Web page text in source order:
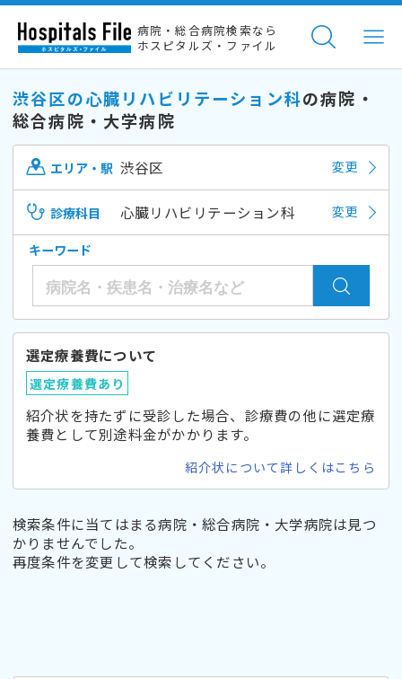
病院・総合病院検索なら
ホスピタルズ・ファイル
渋谷区の心臓リハビリテーション科の病院・
総合病院・大学病院
エリア・駅 渋谷区 変更
診療科目 心臓リハビリテーション科 変更
キーワード
選定療養費について
選定療養費あり
紹介状を持たずに受診した場合、診療費の他に選定療
養費として別途料金がかかります。
紹介状について詳しくはこちら
検索条件に当てはまる病院・総合病院・大学病院は見つ
かりませんでした。
再度条件を変更して検索してください。